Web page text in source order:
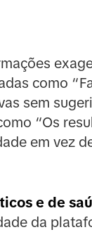
como
sem
“Os
em vez
e de
da